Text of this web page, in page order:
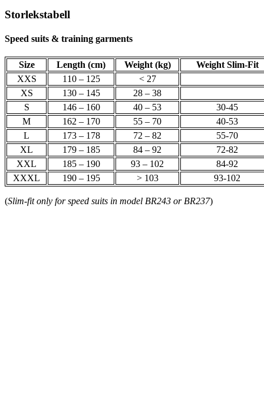
Storlekstabell
Speed suits & training garments
Size Length (cm) Weight (kg)
Weight Slim-Fit
XXS
110 – 125
< 27
XS
130 – 145
28 – 38
S
146 – 160 40 – 53
30-45
M
162 – 170 55 – 70
40-53
L
173 – 178 72 – 82
55-70
XL
179 – 185 84 – 92
72-82
XXL
185 – 190 93 – 102
84-92
XXXL
190 – 195 > 103 93-102
(Slim-fit only for speed suits in model BR243 or BR237)